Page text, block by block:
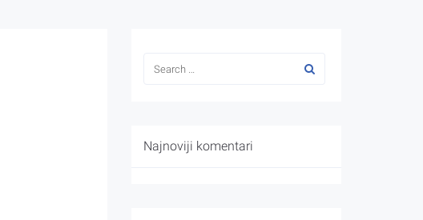
Najnoviji komentari